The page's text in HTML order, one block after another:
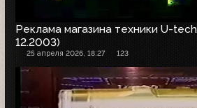
Реклама магазина техники U-
12.2003)
25 апреля 2026, 18:27 123